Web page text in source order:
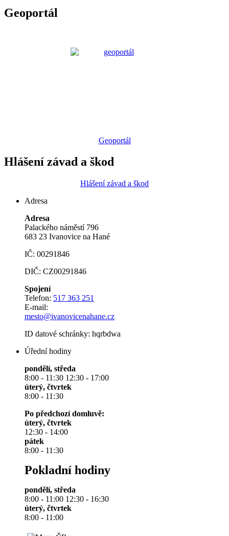
Geoportál
Geoportál
Hlášení závad a škod
Hlášení závad a škod
Adresa
Adresa
Palackého náměstí 796
683 23 Ivanovice na Hané
IČ: 00291846
DIČ: CZ00291846
Spojení
Telefon: 517 363 251
E-mail:
mesto@ivanovicenahane.cz
ID datové schránky: hqrbdwa
Úřední hodiny
pondělí, středa
8:00 - 11:30 12:30 - 17:00
úterý, čtvrtek
8:00 - 11:30
Po předchozí domluvě:
úterý, čtvrtek
12:30 - 14:00
pátek
8:00 - 11:30
Pokladní hodiny
pondělí, středa
8:00 - 11:00 12:30 - 16:30
úterý, čtvrtek
8:00 - 11:00